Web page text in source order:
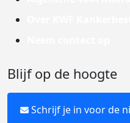
Blijf op de hoogte
Schrijf je in voor de